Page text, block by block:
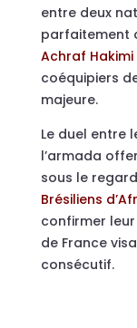
entre deux
parfaitement
Achraf Hakimi
coéquipiers
majeure.
Le duel entre
l’armada
sous le
Brésiliens
confirmer
de France
consécutif.